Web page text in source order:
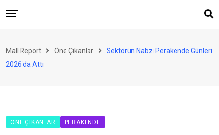
to
Perakende
Ürün ve Hizmet
Mall Report Öne Çıkanlar
Sektörün Nabzı Perakende Günleri
2026’da Attı
ÖNE ÇIKANLAR PERAKENDE